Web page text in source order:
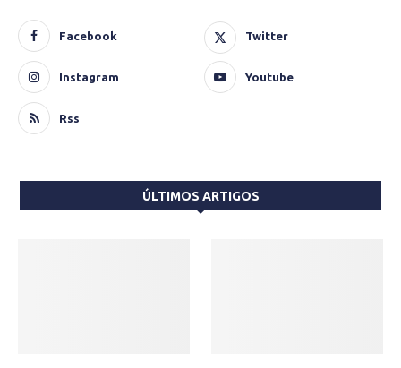
Facebook Twitter
Instagram Youtube
Rss
ÚLTIMOS ARTIGOS